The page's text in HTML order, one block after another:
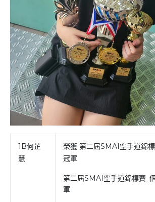
1B何芷
慧
榮獲 第二屆SMAI空手道錦
冠軍
第二屆SMAI空手道錦標賽_
軍